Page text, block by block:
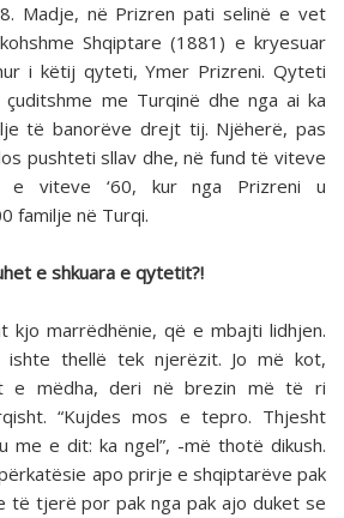
Madje, në Prizren pati selinë e vet
Shqiptare (1881) e kryesuar
i këtij qyteti, Ymer Prizreni. Qyteti
me Turqinë dhe nga ai ka
të banorëve drejt tij. Njëherë, pas
pushteti sllav dhe, në fund të viteve
e viteve ‘60, kur nga Prizreni u
familje në Turqi.
e shkuara e qytetit?!
kjo marrëdhënie, që e mbajti lidhjen.
ishte thellë tek njerëzit. Jo më kot,
e mëdha, deri në brezin më të ri
“Kujdes mos e tepro. Thjesht
me e dit: ka ngel”, -më thotë dikush.
apo prirje e shqiptarëve pak
të tjerë por pak nga pak ajo duket se